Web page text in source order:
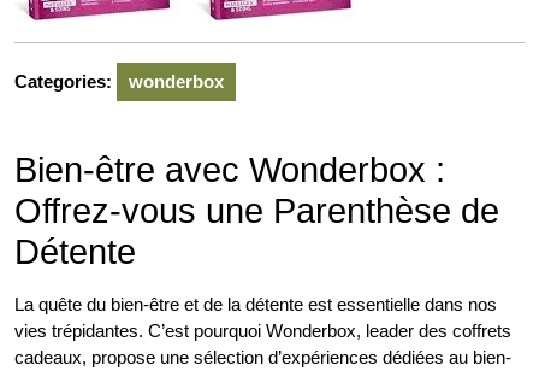
Categories: wonderbox
Bien-être avec Wonderbox :
Offrez-vous une Parenthèse de
Détente
La quête du bien-être et de la détente est essentielle dans nos
vies trépidantes. C’est pourquoi Wonderbox, leader des coffrets
cadeaux, propose une sélection d’expériences dédiées au bien-